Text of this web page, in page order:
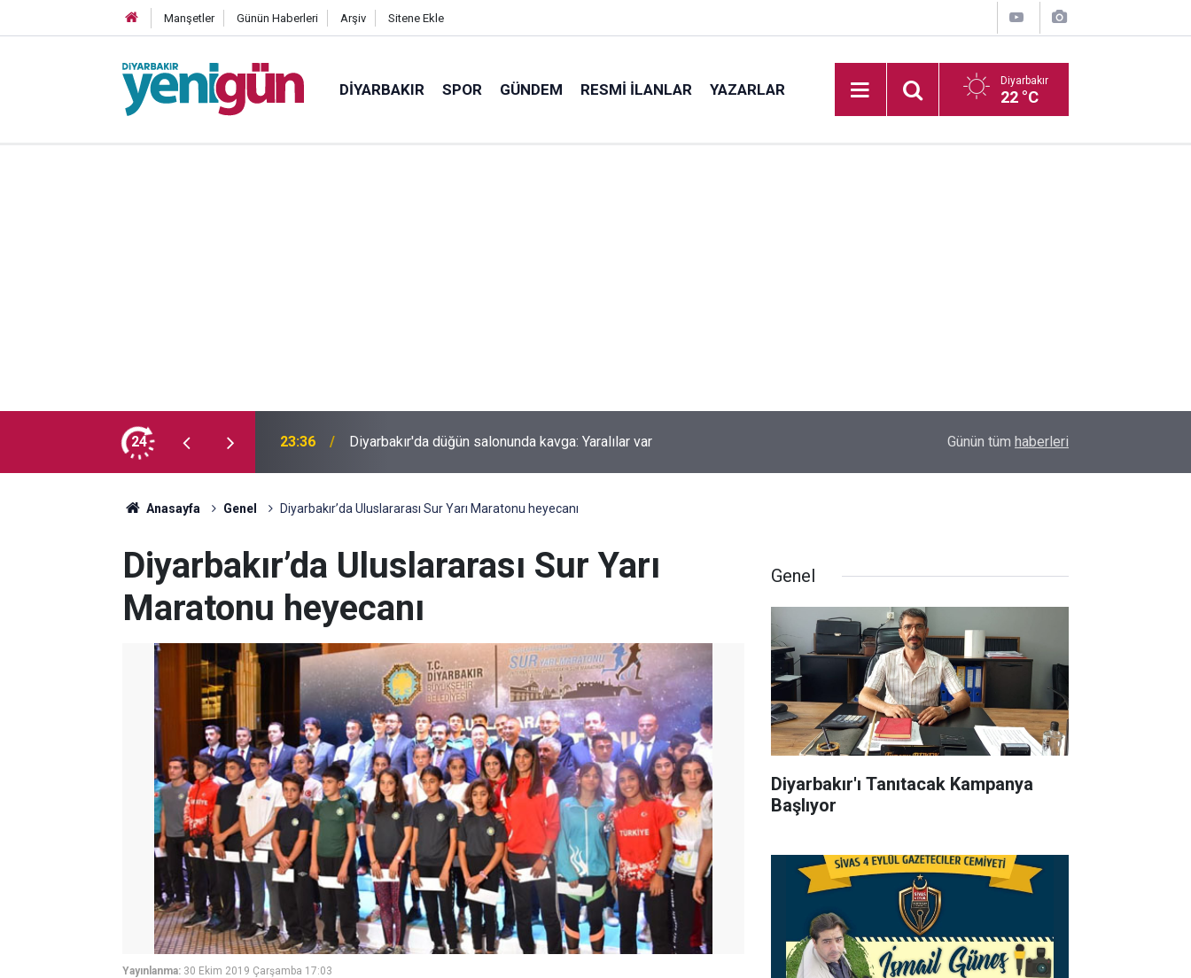
Manşetler Günün Haberleri Arşiv Sitene Ekle
DIYARBAKIR SPOR GÜNDEM RESMI İLANLAR YAZARLAR Diyarbakır
22 °C
24
kez doğum günü kutladılar 23:36 Diyarbakır'da düğün salonunda kavga: Yaralılar var Uyarılar fayda etmiyor; Diyarbakır’da bir genç
Günün tüm haberleri
Anasayfa Genel Diyarbakır’da Uluslararası Sur Yarı Maratonu heyecanı
Diyarbakır’da Uluslararası Sur Yarı
Maratonu heyecanı
Yayınlanma: 30 Ekim 2019 Çarşamba 17:03
Genel
Diyarbakır'ı Tanıtacak Kampanya
Başlıyor